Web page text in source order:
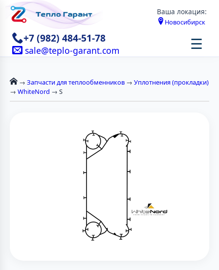
Ваша локация:
Новосибирск
+7 (982) 484-51-78
sale@teplo-garant.com ☰
→ Запчасти для теплообменников → Уплотнения (прокладки)
→ WhiteNord → S